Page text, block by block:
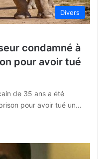
Divers
condamné à
pour avoir tué
de 35 ans a été
pour avoir tué un…